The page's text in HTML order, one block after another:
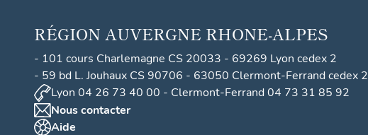
RÉGION AUVERGNE RHONE-ALPES
- 101 cours Charlemagne CS 20033 - 69269 Lyon cedex 2
- 59 bd L. Jouhaux CS 90706 - 63050 Clermont-Ferrand cedex 2
Lyon 04 26 73 40 00 - Clermont-Ferrand 04 73 31 85 92
Nous contacter
Aide